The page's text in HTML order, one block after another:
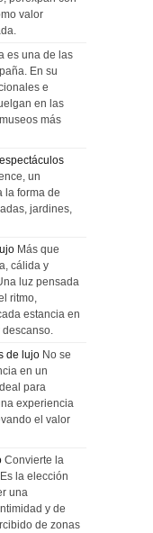
valor
es una de las
En su
e
en las
más
un
la forma de
jardines,
Más que
cálida y
luz pensada
ritmo,
estancia en
descanso.
de lujo No se
en un
para
experiencia
el valor
Convierte la
la elección
una
y de
de zonas